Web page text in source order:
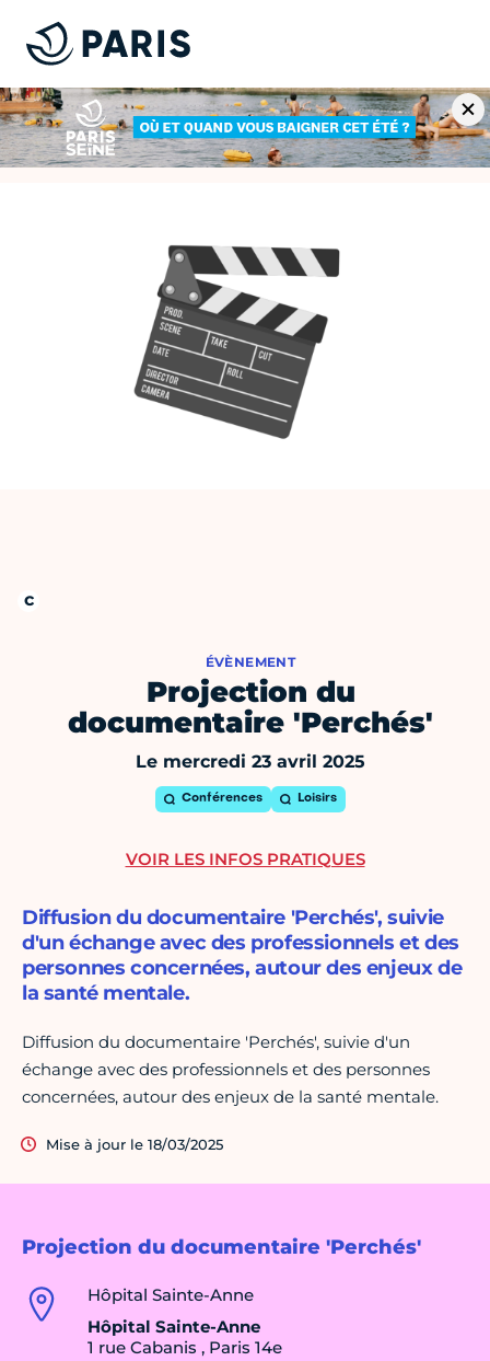
ÉVÈNEMENT
Projection du
documentaire 'Perchés'
Le mercredi 23 avril 2025
Conférences Loisirs
Projection du documentaire 'Perchés'
Hôpital Sainte-Anne
Hôpital Sainte-Anne
1 rue Cabanis , Paris 14e
Diffusion du documentaire 'Perchés', suivie
d'un échange avec des professionnels et des
personnes concernées, autour des enjeux de
la santé mentale.
Diffusion du documentaire 'Perchés', suivie d'un
échange avec des professionnels et des personnes
concernées, autour des enjeux de la santé mentale.
Mise à jour le 18/03/2025
VOIR LES INFOS PRATIQUES